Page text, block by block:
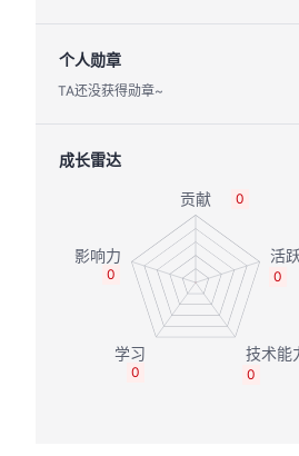
个人勋章
TA还没获得勋章~
成长雷达
0
0
0
0
0